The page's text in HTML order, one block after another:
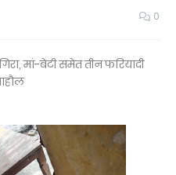
0
मां-बेटी समेत तीन फरियादी